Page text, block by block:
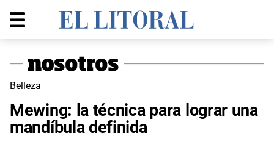
Belleza
Mewing: la técnica para lograr una
mandíbula definida